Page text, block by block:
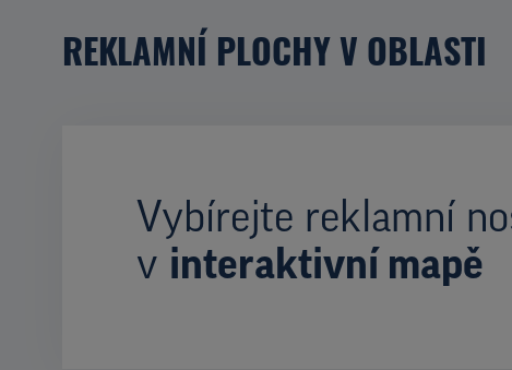
REKLAMNÍ PLOCHY V OBLASTI
Vybírejte reklamní
v interaktivní mapě